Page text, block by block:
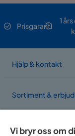
Prisgaranti
1
Hjälp & kontakt
Sortiment &
Vi bryr oss om